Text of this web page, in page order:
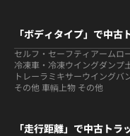
「ボディタイプ」で中古
セルフ・セーフティ アームロ
冷凍車・冷凍ウイングダンプ
トレーラ ミキサーウイングバ
その他 車輌上物 その他
「走行距離」で中古トラ